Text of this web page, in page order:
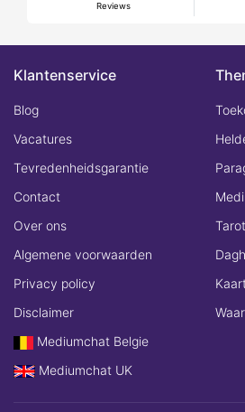
Reviews
Klantenservice
Blog
Vacatures
Tevredenheidsgarantie
Contact
Over ons
Algemene voorwaarden
Privacy policy
Disclaimer
Mediumchat Belgie
Mediumchat UK
Tarot